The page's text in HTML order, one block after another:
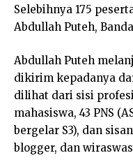
Selebihnya 175
Abdullah Puteh,
Abdullah Puteh
dikirim kepadanya
dilihat dari sisi
mahasiswa, 43 PNS
bergelar S3), dan
blogger, dan